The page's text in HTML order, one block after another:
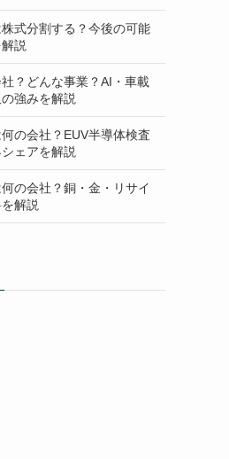
式分割する？今後の可能
説
？どんな事業？AI・車載
強みを解説
の会社？EUV半導体検査
ェアを解説
の会社？銅・金・リサイ
解説